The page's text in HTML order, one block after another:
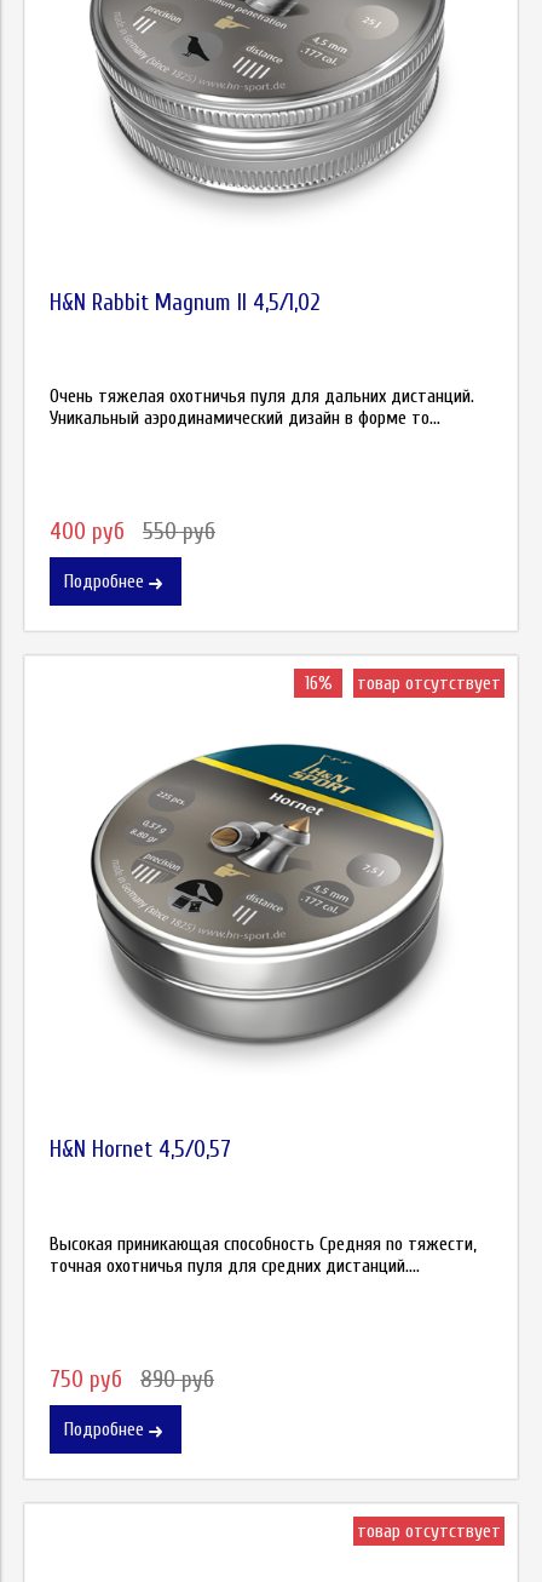
H&N Rabbit Magnum II 4,5/1,02
Очень тяжелая охотничья пуля для дальних дистанций.
Уникальный аэродинамический дизайн в форме то...
400 руб 550 руб
Подробнее
16% товар отсутствует
H&N Hornet 4,5/0,57
Высокая приникающая способность Средняя nо тяжести,
точная охотничья пуля для средних дистанций....
750 руб 890 руб
Подробнее
товар отсутствует